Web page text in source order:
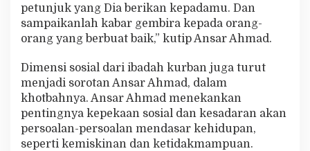
petunjuk yang Dia berikan kepadamu. Dan
sampaikanlah kabar gembira kepada orang-
orang yang berbuat baik,” kutip Ansar Ahmad.
Dimensi sosial dari ibadah kurban juga turut
menjadi sorotan Ansar Ahmad, dalam
khotbahnya. Ansar Ahmad menekankan
pentingnya kepekaan sosial dan kesadaran akan
persoalan-persoalan mendasar kehidupan,
seperti kemiskinan dan ketidakmampuan.